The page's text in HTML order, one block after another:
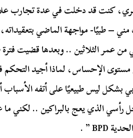
كنت قد دخلت في عدة تجارب
– طبيًا- مواجهة الماضي
من عمر الثلاثين .. وبعدها قضيت
مستوى الإحساس، لماذا أجيد
بشكل ليس طبيعيًا على أتفه الأسباب
الذي يعج بالبراكين .. لكني
BPD
” .